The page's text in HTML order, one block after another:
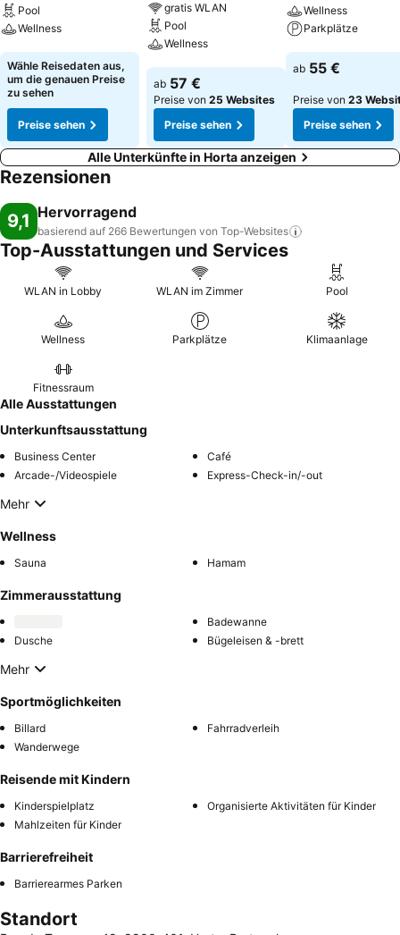
Pool
Wellness
Preise sehen
Wähle Reisedaten aus,
um die genauen Preise
zu sehen
Preise sehen
gratis WLAN
Pool
Wellness
Preise sehen
ab 57 €
Preise von 25 Websites
Preise sehen
Wellness
Parkplätze
Preise sehen
ab 55 €
Preise von 23
Preise sehen
Alle Unterkünfte in Horta anzeigen
Rezensionen
9,1 Hervorragend
basierend auf 266 Bewertungen von Top-Websites
Top-Ausstattungen und Services
WLAN in Lobby WLAN im Zimmer Pool
Wellness Parkplätze Klimaanlage
Fitnessraum
Alle Ausstattungen
Unterkunftsausstattung
Business Center
Café
Arcade-/Videospiele
Express-Check-in/-out
Mehr
Wellness
Sauna Hamam
Zimmerausstattung
Badewanne
Dusche
Bügeleisen & -brett
Mehr
Sportmöglichkeiten
Billard
Fahrradverleih
Wanderwege
Reisende mit Kindern
Kinderspielplatz
Organisierte Aktivitäten für Kinder
Mahlzeiten für Kinder
Barrierefreiheit
Barrierearmes Parken
Standort